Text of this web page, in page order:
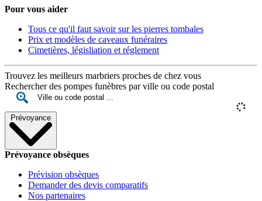
Pour vous aider
Tous ce qu'il faut savoir sur les pierres tombales
Prix et modèles de caveaux funéraires
Cimetières, législiation et réglement
Trouvez les meilleurs marbriers proches de chez vous
Rechercher des pompes funèbres par ville ou code postal
Prévoyance
Prévoyance obsèques
Prévision obsèques
Demander des devis comparatifs
Nos partenaires